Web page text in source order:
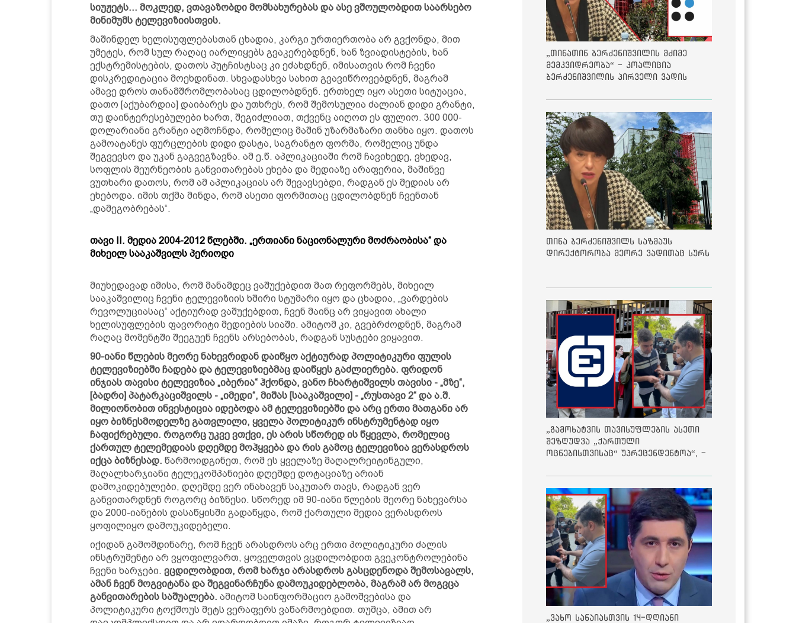
სიუჟეტს… მოკლედ, ვთავაზობდი მომსახურებას და ასე ვშოულობდით საარსებო
მინიმუმს ტელევიზიისთვის.
მაშინდელ ხელისუფლებასთან ცხადია, კარგი ურთიერთობა არ გვქონდა, მით
უმეტეს, რომ სულ რაღაც იარლიყებს გვაკერებდნენ, ხან ზვიადისტების, ხან
ექსტრემისტების, დათოს პუტჩისტსაც კი ეძახდნენ, იმისათვის რომ ჩვენი
დისკრედიტაცია მოეხდინათ. სხვადასხვა სახით გვავიწროვებდნენ, მაგრამ
ამავე დროს თანამშრომლობასაც ცდილობდნენ. ერთხელ იყო ასეთი სიტუაცია,
დათო [აქუბარდია] დაიბარეს და უთხრეს, რომ შემოსულია ძალიან დიდი გრანტი,
თუ დაინტერესებულები ხართ, შეგიძლიათ, თქვენც აიღოთ ეს ფულიო. 300 000-
დოლარიანი გრანტი აღმოჩნდა, რომელიც მაშინ უზარმაზარი თანხა იყო. დათოს
გამოატანეს ფურცლების დიდი დასტა, საგრანტო ფორმა, რომელიც უნდა
შეგვევსო და უკან გაგვეგზავნა. ამ ე.წ. აპლიკაციაში რომ ჩავიხედე, ვხედავ,
სოფლის მეურნეობის განვითარებას ეხება და მედიაზე არაფერია, მაშინვე
ვუთხარი დათოს, რომ ამ აპლიკაციას არ შევავსებდი, რადგან ეს მედიას არ
ეხებოდა. იმის თქმა მინდა, რომ ასეთი ფორმითაც ცდილობდნენ ჩვენთან
„დამეგობრებას“.
თავი II. მედია 2004-2012 წლებში. „ერთიანი ნაციონალური მოძრაობისა“ და
მიხეილ სააკაშვილს პერიოდი
მიუხედავად იმისა, რომ მანამდეც ვაშუქებდით მათ რეფორმებს, მიხეილ
სააკაშვილიც ჩვენი ტელევიზიის ხშირი სტუმარი იყო და ცხადია, „ვარდების
რევოლუციასაც“ აქტიურად ვაშუქებდით, ჩვენ მაინც არ ვიყავით ახალი
ხელისუფლების ფავორიტი მედიების სიაში. ამიტომ კი, გვებრძოდნენ, მაგრამ
რაღაც მომენტში შეეგუენ ჩვენს არსებობას, რადგან სუსტები ვიყავით.
90-იანი წლების მეორე ნახევრიდან დაიწყო აქტიურად პოლიტიკური ფულის
ტელევიზიებში ჩადება და ტელევიზიებმაც დაიწყეს გაძლიერება. ფრიდონ
ინჯიას თავისი ტელევიზია „იბერია“ ჰქონდა, ვანო ჩხარტიშვილს თავისი - „მზე“,
[ბადრი] პატარკაციშვილს - „იმედი“, მიშას [სააკაშვილი] - „რუსთავი 2“ და ა.შ.
მილიონობით ინვესტიცია იდებოდა ამ ტელევიზიებში და არც ერთი მათგანი არ
იყო ბიზნესმოდელზე გათვლილი, ყველა პოლიტიკურ ინსტრუმენტად იყო
ჩაფიქრებული. როგორც უკვე ვთქვი, ეს არის სწორედ ის წყევლა, რომელიც
ქართულ ტელემედიას დღემდე მოჰყვება და რის გამოც ტელევიზია ვერასდროს
იქცა ბიზნესად. წარმოიდგინეთ, რომ ეს ყველაზე მაღალრეიტინგული,
მაღალხარჯიანი ტელეკომპანიები დღემდე დოტაციაზე არიან
დამოკიდებულები, დღემდე ვერ ინახავენ საკუთარ თავს, რადგან ვერ
განვითარდნენ როგორც ბიზნესი. სწორედ იმ 90-იანი წლების მეორე ნახევარსა
და 2000-იანების დასაწყისში გადაწყდა, რომ ქართული მედია ვერასდროს
ყოფილიყო დამოუკიდებელი.
იქიდან გამომდინარე, რომ ჩვენ არასდროს არც ერთი პოლიტიკური ძალის
ინსტრუმენტი არ ვყოფილვართ, ყოველთვის ვცდილობდით გვეკონტროლებინა
ჩვენი ხარჯები. ვცდილობდით, რომ ხარჯი არასდროს გასცდენოდა შემოსავალს,
ამან ჩვენ მოგვიტანა და შეგვინარჩუნა დამოუკიდებლობა, მაგრამ არ მოგვცა
განვითარების საშუალება. ამიტომ საინფორმაციო გამოშვებისა და
პოლიტიკური ტოქშოუს მეტს ვერაფერს ვაწარმოებდით. თუმცა, ამით არ
„თინათინ ბერძენიშვილის მძიმე
მემკვიდრეობა“ - კოალიცია
ბერძენიშვილის პირველი ვადის
თინა ბერძენიშვილს საზმაუს
დირექტორობა მეორე ვადითაც სურს
„გამოხატვის თავისუფლების ასეთი
შეზღუდვა „ქართული
ოცნებისთვისაც“ უპრეცენდენტოა“, -
„ვახო სანაიასთვის 14-დღიანი